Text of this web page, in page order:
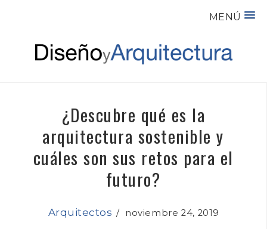
MENÚ
¿Descubre qué es la
arquitectura sostenible y
cuáles son sus retos para el
futuro?
Arquitectos /noviembre 24, 2019